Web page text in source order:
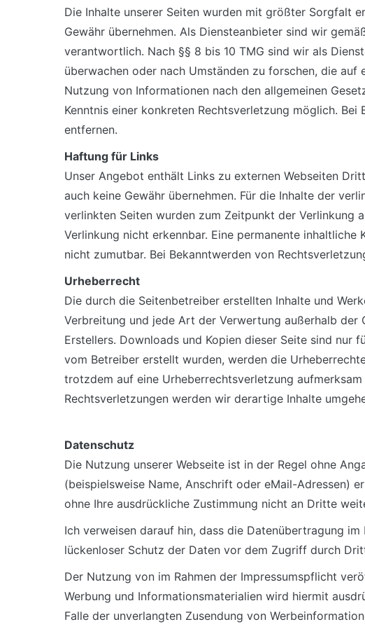
Die Inhalte unserer Seiten wurden mit größter Sorgfalt
Gewähr übernehmen. Als Diensteanbieter sind wir
verantwortlich. Nach §§ 8 bis 10 TMG sind wir als
überwachen oder nach Umständen zu forschen, die
Nutzung von Informationen nach den allgemeinen
Kenntnis einer konkreten Rechtsverletzung möglich.
entfernen.
Haftung für Links
Unser Angebot enthält Links zu externen Webseiten
auch keine Gewähr übernehmen. Für die Inhalte der
verlinkten Seiten wurden zum Zeitpunkt der Verlinkung
Verlinkung nicht erkennbar. Eine permanente
nicht zumutbar. Bei Bekanntwerden von
Urheberrecht
Die durch die Seitenbetreiber erstellten Inhalte und
Verbreitung und jede Art der Verwertung außerhalb
Erstellers. Downloads und Kopien dieser Seite sind
vom Betreiber erstellt wurden, werden die
trotzdem auf eine Urheberrechtsverletzung
Rechtsverletzungen werden wir derartige Inhalte
Datenschutz
Die Nutzung unserer Webseite ist in der Regel ohne
(beispielsweise Name, Anschrift oder eMail-Adressen)
ohne Ihre ausdrückliche Zustimmung nicht an Dritte
Ich verweisen darauf hin, dass die Datenübertragung
lückenloser Schutz der Daten vor dem Zugriff durch
Der Nutzung von im Rahmen der Impressumspflicht
Werbung und Informationsmaterialien wird hiermit
Falle der unverlangten Zusendung von